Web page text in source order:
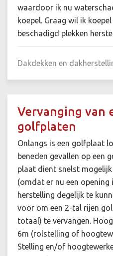
waardoor ik nu
koepel. Graag wil ik
beschadigd plekken
Dakdekken en
Vervanging van
golfplaten
Onlangs is een golfplaat
beneden gevallen op een
plaat dient snelst
(omdat er nu een opening
herstelling degelijk te
voor om een 2-tal rijen
totaal) te vervangen.
6m (rolstelling of
Stelling en/of